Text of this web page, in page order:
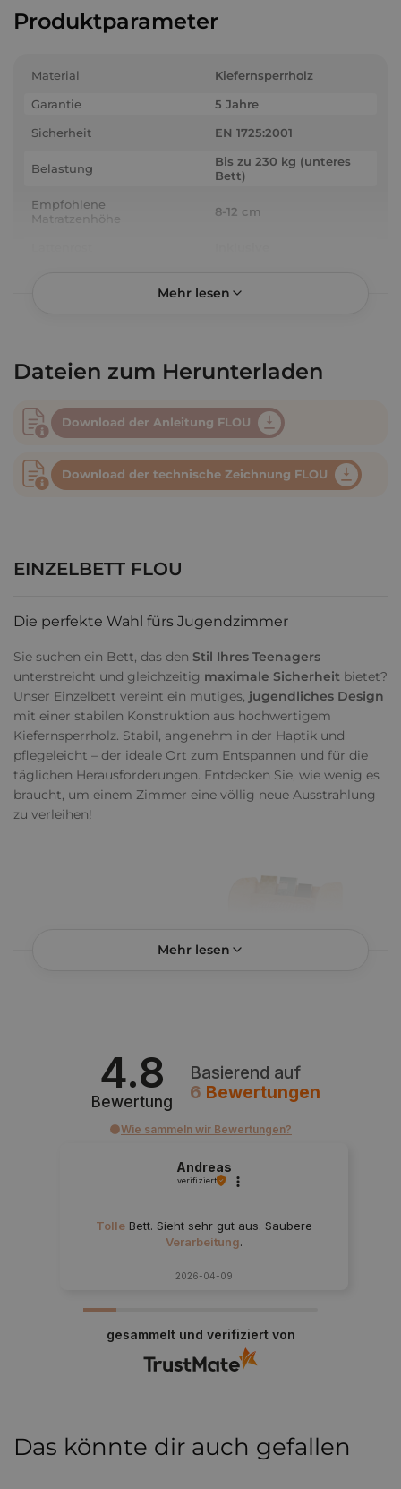
Produktparameter
Material
Kiefernsperrholz
Garantie
5 Jahre
Sicherheit
EN 1725:2001
Belastung
Bis zu 230 kg (unteres
Bett)
Empfohlene
Matratzenhöhe
8-12 cm
Größe)
Eingangshöhe
38,5 cm (Bett)
Höhe des Lattenrostes
27,5 cm (unten)
Rausfallschutz
Leiter
Nein
Schublade
Nein
Marke
Kategorie
Einzelbetten aus Holz
Mehr lesen
Dateien zum Herunterladen
Download der Anleitung FLOU
Download der technische Zeichnung FLOU
EINZELBETT FLOU
Die perfekte Wahl fürs Jugendzimmer
Sie suchen ein Bett, das den Stil Ihres Teenagers
unterstreicht und gleichzeitig maximale Sicherheit bietet?
Unser Einzelbett vereint ein mutiges, jugendliches Design
mit einer stabilen Konstruktion aus hochwertigem
Kiefernsperrholz. Stabil, angenehm in der Haptik und
pflegeleicht – der ideale Ort zum Entspannen und für die
täglichen Herausforderungen. Entdecken Sie, wie wenig es
braucht, um einem Zimmer eine völlig neue Ausstrahlung
zu verleihen!
Mehr lesen
4.8
Bewertung
Basierend auf
6 Bewertungen
Wie sammeln wir Bewertungen?
Andreas
verifiziert
TolleBett. Sieht sehr gut aus. Saubere
Verarbeitung.
2026-04-09
gesammelt und verifiziert von
Das könnte dir auch gefallen